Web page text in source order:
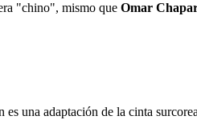
"chino", mismo que Omar
una adaptación de la cinta